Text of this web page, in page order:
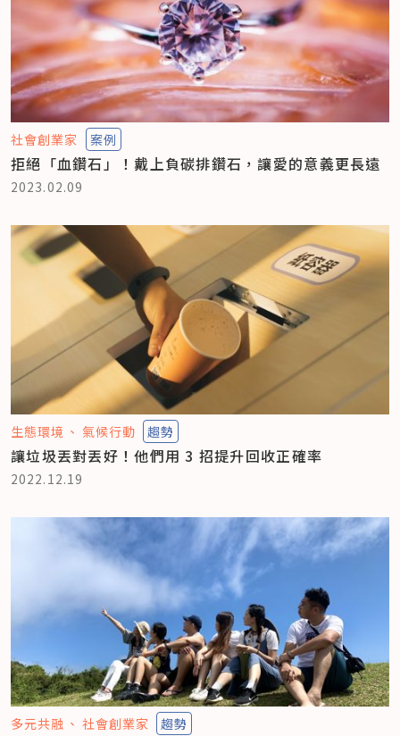
社會創業家 案例
拒絕「血鑽石」！戴上負碳排鑽石，讓愛的意義更長遠
2023.02.09
生態環境 氣候行動 趨勢
讓垃圾丟對丟好！他們用 3 招提升回收正確率
2022.12.19
多元共融 社會創業家 趨勢